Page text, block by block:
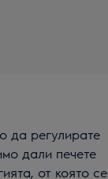
да регулирате
дали печете
от която се